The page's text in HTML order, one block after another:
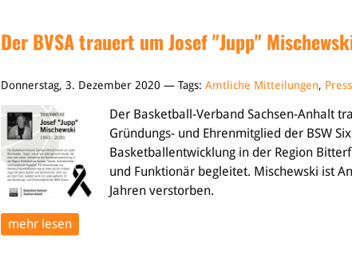
Der BVSA trauert um Josef "Jupp"
Donnerstag, 3. Dezember 2020 — Tags: Amtliche Mitteilungen,
Der Basketball-Verband Sachsen-Anhalt
Gründungs- und Ehrenmitglied der BSW
Basketballentwicklung in der Region
und Funktionär begleitet. Mischewski ist
Jahren verstorben.
mehr lesen